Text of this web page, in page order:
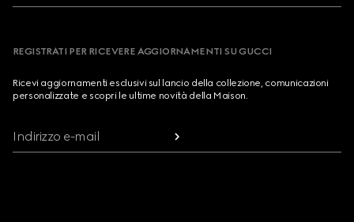
REGISTRATI PER RICEVERE AGGIORNAMENTI SU GUCCI
Ricevi aggiornamenti esclusivi sul lancio della collezione, comunicazioni
personalizzate e scopri le ultime novità della Maison.
Indirizzo e-mail